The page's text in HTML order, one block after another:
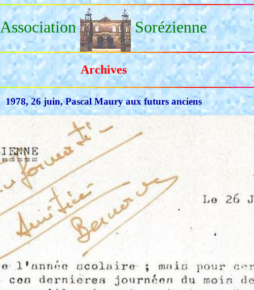
Association Sorézienne
Archives
1978, 26 juin, Pascal Maury aux futurs anciens